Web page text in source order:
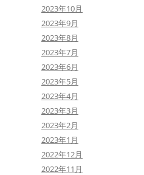
2023年10月
2023年9月
2023年8月
2023年7月
2023年6月
2023年5月
2023年4月
2023年3月
2023年2月
2023年1月
2022年12月
2022年11月